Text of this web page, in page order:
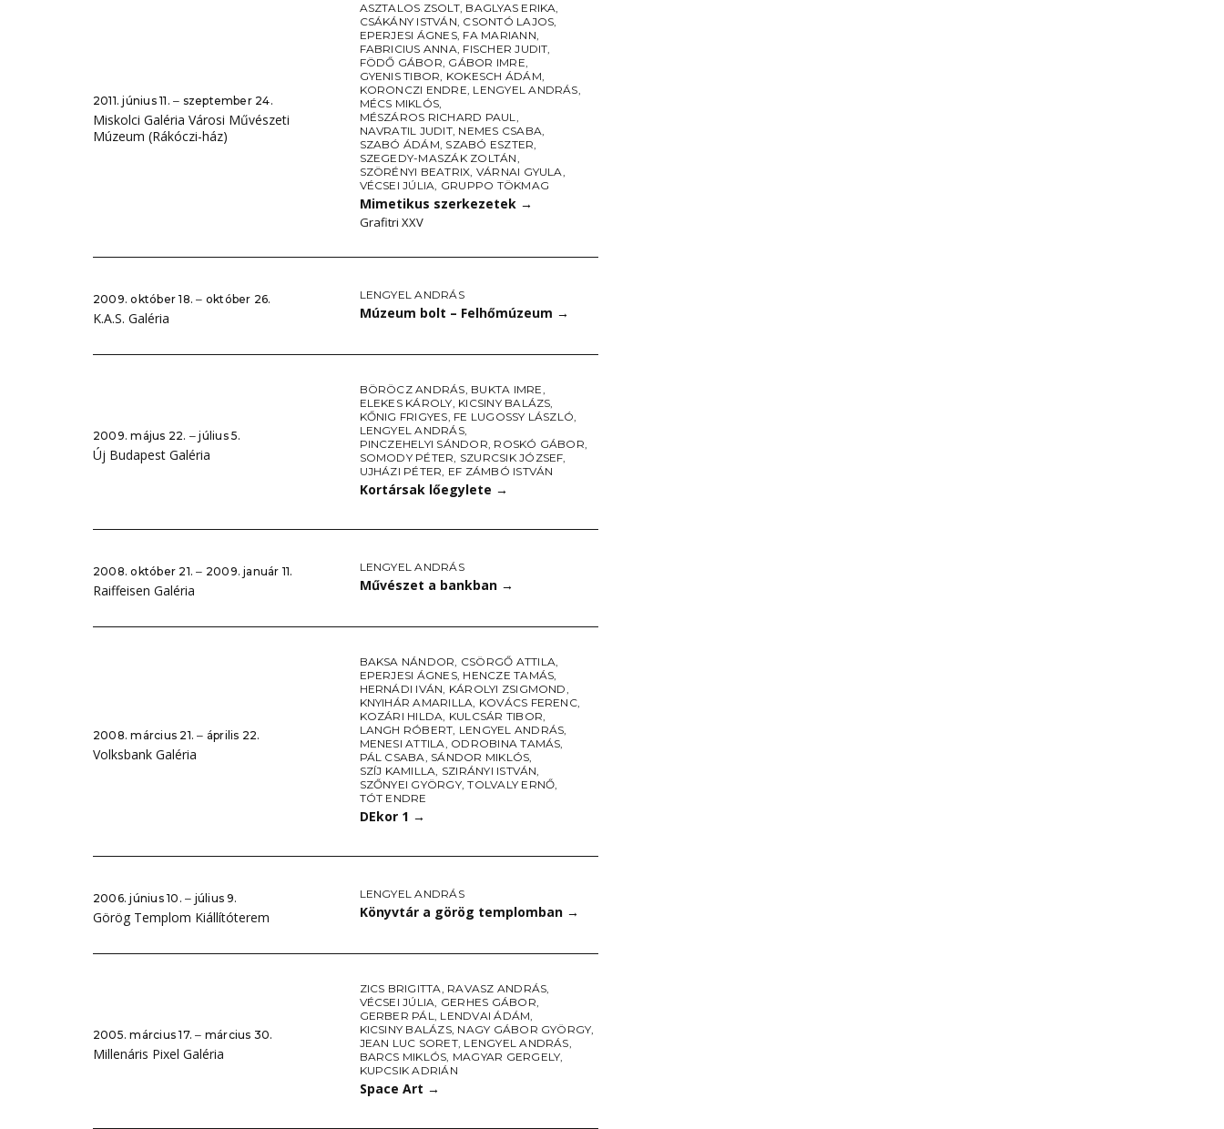
2011. június 11. ‒ szeptember 24.
Miskolci Galéria Városi Művészeti
Múzeum (Rákóczi-ház)
ASZTALOS ZSOLT, BAGLYAS ERIKA,
CSÁKÁNY ISTVÁN, CSONTÓ LAJOS,
EPERJESI ÁGNES, FA MARIANN,
FABRICIUS ANNA, FISCHER JUDIT,
FÖDŐ GÁBOR, GÁBOR IMRE,
GYENIS TIBOR, KOKESCH ÁDÁM,
KORONCZI ENDRE, LENGYEL ANDRÁS,
MÉCS MIKLÓS,
MÉSZÁROS RICHARD PAUL,
NAVRATIL JUDIT, NEMES CSABA,
SZABÓ ÁDÁM, SZABÓ ESZTER,
SZEGEDY-MASZÁK ZOLTÁN,
SZÖRÉNYI BEATRIX, VÁRNAI GYULA,
VÉCSEI JÚLIA, GRUPPO TÖKMAG
Mimetikus szerkezetek →
Grafitri XXV
2009. október 18. ‒ október 26.
K.A.S. Galéria
LENGYEL ANDRÁS
Múzeum bolt – Felhőmúzeum →
2009. május 22. ‒ július 5.
Új Budapest Galéria
BÖRÖCZ ANDRÁS, BUKTA IMRE,
ELEKES KÁROLY, KICSINY BALÁZS,
KŐNIG FRIGYES, FE LUGOSSY LÁSZLÓ,
LENGYEL ANDRÁS,
PINCZEHELYI SÁNDOR, ROSKÓ GÁBOR,
SOMODY PÉTER, SZURCSIK JÓZSEF,
UJHÁZI PÉTER, EF ZÁMBÓ ISTVÁN
Kortársak lőegylete →
2008. október 21. ‒ 2009. január 11.
Raiffeisen Galéria
LENGYEL ANDRÁS
Művészet a bankban →
2008. március 21. ‒ április 22.
Volksbank Galéria
BAKSA NÁNDOR, CSÖRGŐ ATTILA,
EPERJESI ÁGNES, HENCZE TAMÁS,
HERNÁDI IVÁN, KÁROLYI ZSIGMOND,
KNYIHÁR AMARILLA, KOVÁCS FERENC,
KOZÁRI HILDA, KULCSÁR TIBOR,
LANGH RÓBERT, LENGYEL ANDRÁS,
MENESI ATTILA, ODROBINA TAMÁS,
PÁL CSABA, SÁNDOR MIKLÓS,
SZÍJ KAMILLA, SZIRÁNYI ISTVÁN,
SZŐNYEI GYÖRGY,TOLVALY ERNŐ,
TÓT ENDRE
DEkor 1 →
2006. június 10. ‒ július 9.
Görög Templom Kiállítóterem
LENGYEL ANDRÁS
Könyvtár a görög templomban →
2005. március 17. ‒ március 30.
Millenáris Pixel Galéria
ZICS BRIGITTA, RAVASZ ANDRÁS,
VÉCSEI JÚLIA, GERHES GÁBOR,
GERBER PÁL, LENDVAI ÁDÁM,
KICSINY BALÁZS, NAGY GÁBOR GYÖRGY,
JEAN LUC SORET, LENGYEL ANDRÁS,
BARCS MIKLÓS, MAGYAR GERGELY,
KUPCSIK ADRIÁN
Space Art →